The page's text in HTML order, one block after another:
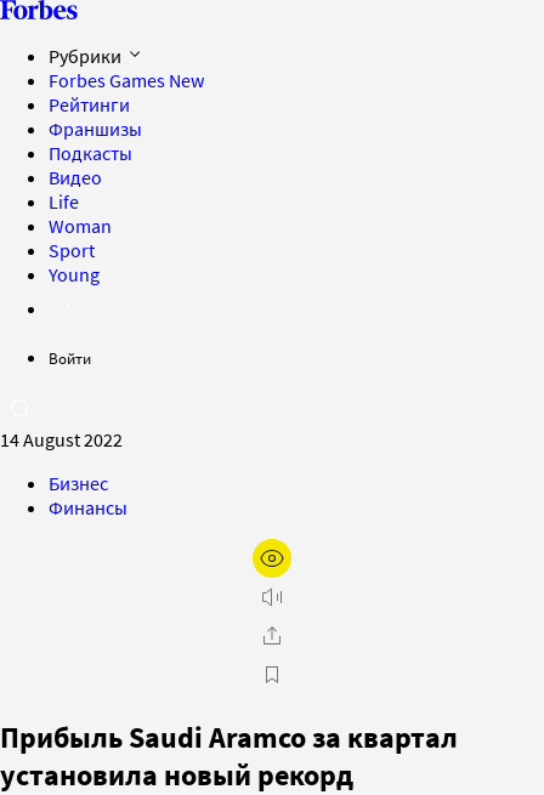
Рубрики
Forbes Games New
Рейтинги
Франшизы
Подкасты
Видео
Life
Woman
Sport
Young
Войти
14 August 2022
Бизнес
Финансы
Прибыль Saudi Aramco за квартал
установила новый рекорд